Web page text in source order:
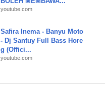
youtube.com
Safira Inema - Banyu Moto
- Dj Santuy Full Bass Hore
g (Offici...
youtube.com